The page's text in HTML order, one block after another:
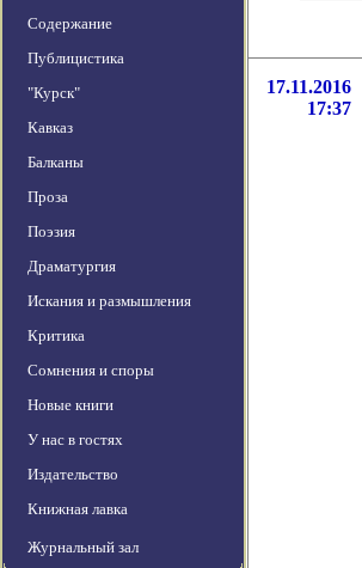
Содержание
Публицистика
"Курск"
Кавказ
Балканы
Проза
Поэзия
Драматургия
Искания и размышления
Критика
Сомнения и споры
Новые книги
У нас в гостях
Издательство
Книжная лавка
Журнальный зал
17.11.2016
17:37